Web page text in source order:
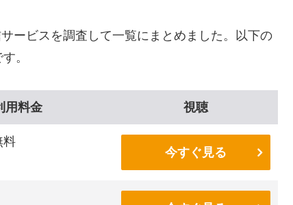
ービスを調査して一覧にまとめました。以下の
。
用料金 視聴
料
今すぐ見る